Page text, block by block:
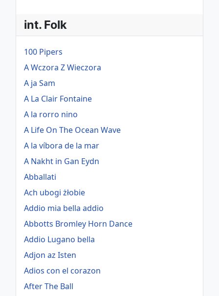
int. Folk
100 Pipers
A Wczora Z Wieczora
A ja Sam
A La Clair Fontaine
A la rorro nino
A Life On The Ocean Wave
A la víbora de la mar
A Nakht in Gan Eydn
Abballati
Ach ubogi żłobie
Addio mia bella addio
Abbotts Bromley Horn Dance
Addio Lugano bella
Adjon az Isten
Adios con el corazon
After The Ball